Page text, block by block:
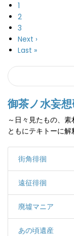
ペ
ー
ジ
送
り
カ
レ
ン
ト
ペ
1
ペ
ー
ジ
2
ペ
ー
ジ
3
次
ペ
Next ›
最
ー
Last »
検
索
フ
ォ
ー
ム
Search
御茶ノ水妄
～日々見たもの、
ともにテキトーに
街角徘徊
遠征徘徊
廃墟マニア
あの頃遺産